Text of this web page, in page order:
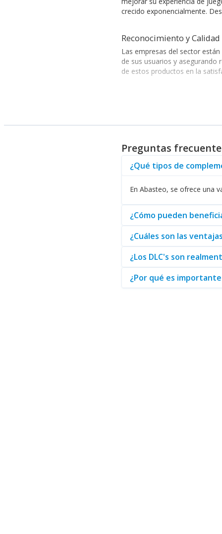
crecido exponencialmente.
Reconocimiento y Calidad
Las empresas del sector
de sus usuarios y asegurando
de estos productos en la
Variedad de Productos
La categoría ofrece una
de juegos, optimizando el
Maximización de
Es importante mencionar
sino que también mejoran la
Finalmente, para quienes
con sus expectativas y
Preguntas
¿Qué tipos de
En Abasteo, se ofrece una
¿Cómo pueden
¿Cuáles son las
¿Los DLC's son
¿Por qué es